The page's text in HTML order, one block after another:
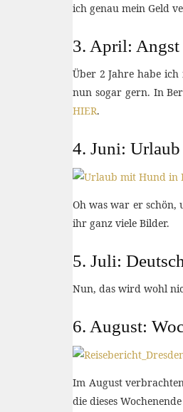
ich genau mein Geld
3. April: Angst
Über 2 Jahre habe
nun sogar gern. In
HIER.
4. Juni: Urlaub
Oh was war er schön,
ihr ganz viele Bilder.
5. Juli:
Nun, das wird wohl
6. August:
Im August
die dieses